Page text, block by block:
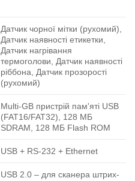
Датчик чорної мітки (рухомий),
Датчик наявності етикетки,
Датчик нагрівання
термоголови, Датчик наявності
ріббона, Датчик прозорості
(рухомий)
Multi-GB пристрій пам'яті USB
(FAT16/FAT32), 128 МБ
SDRAM, 128 МБ Flash ROM
USB + RS-232 + Ethernet
USB 2.0 ‒ для сканера штрих-